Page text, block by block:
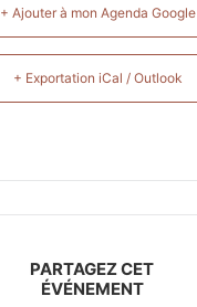
+ Ajouter à mon Agenda Google
+ Exportation iCal / Outlook
PARTAGEZ CET
ÉVÉNEMENT